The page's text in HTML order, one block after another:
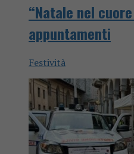
“Natale nel
appuntamenti
Festività